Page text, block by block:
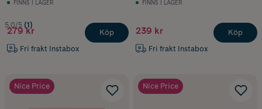
FINNS I LAGER
5.0/5 (1)
279 kr
Fri frakt Instabox
Köp
FINNS I LAGER
239 kr
Fri frakt Instabox
Köp
Nice Price Nice Price